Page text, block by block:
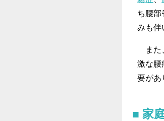
ち腰部
みも伴
また
激な腰
要があ
家